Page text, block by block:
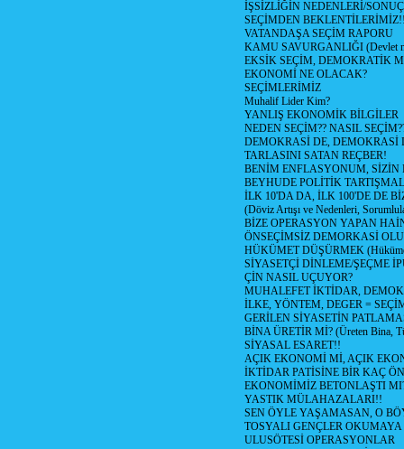
İŞSİZLİĞİN NEDENLERİ/
SEÇİMDEN
VATANDAŞA SEÇİM RAPORU
KAMU SAVURGANLIĞI (Devlet
EKSİK SEÇİM, DEMOKRATİK
EKONOMİ NE OLACAK?
SEÇİMLERİMİZ
Muhalif Lider Kim?
YANLIŞ EKONOMİK BİLGİLER
NEDEN SEÇİM?? NASIL
DEMOKRASİ DE, DEMOKRASİ
TARLASINI SATAN REÇBER!
BENİM ENFLASYONUM, SİZİN
BEYHUDE POLİTİK
İLK 10'DA DA, İLK 100'DE DE
(Döviz Artışı ve Nedenleri,
BİZE OPERASYON YAPAN
ÖNSEÇİMSİZ DEMORKASİ
HÜKÜMET DÜŞÜRMEK
SİYASETÇİ DİNLEME/ŞEÇME
ÇİN NASIL UÇUYOR?
MUHALEFET İKTİDAR,
İLKE, YÖNTEM, DEGER =
GERİLEN SİYASETİN
BİNA ÜRETİR Mİ? (Üreten Bina,
SİYASAL ESARET!!
AÇIK EKONOMİ Mİ, AÇIK
İKTİDAR PATİSİNE BİR KAÇ
EKONOMİMİZ BETONLAŞTI
YASTIK MÜLAHAZALARI!!
SEN ÖYLE YAŞAMASAN, O
TOSYALI GENÇLER
ULUSÖTESİ OPERASYONLAR